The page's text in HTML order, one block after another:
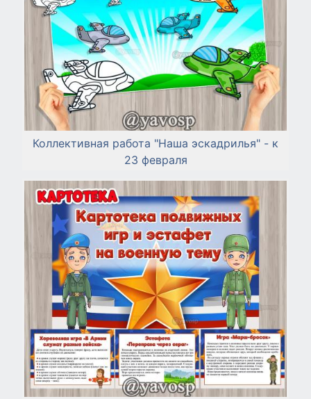
Коллективная работа "Наша эскадрилья" - к
23 февраля